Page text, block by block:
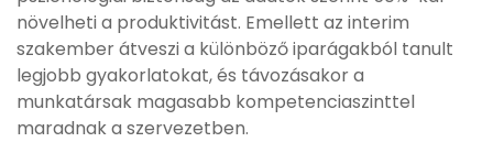
növelheti a produktivitást. Emellett az interim
szakember átveszi a különböző iparágakból tanult
legjobb gyakorlatokat, és távozásakor a
munkatársak magasabb kompetenciaszinttel
maradnak a szervezetben.